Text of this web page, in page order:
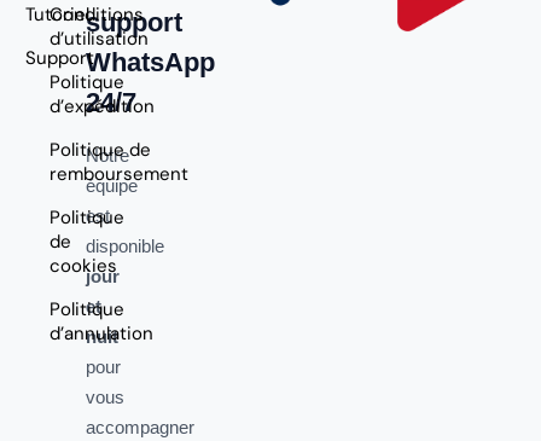
Tutoriel
Support
Conditions
d’utilisation
Politique
d’expédition
Politique de
remboursement
Politique
de
cookies
Politique
d’annulation
support
WhatsApp
24/7
Notre
équipe
est
disponible
jour
et
nuit
pour
vous
accompagner